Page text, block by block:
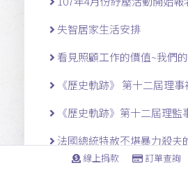
失智居家生活安排
看見照顧工作的價值~我們
《歷史軌跡》 第十二屆理事
《歷史軌跡》第十二屆理監
法國總統特赦不堪暴力殺夫
線上捐款 訂單查詢